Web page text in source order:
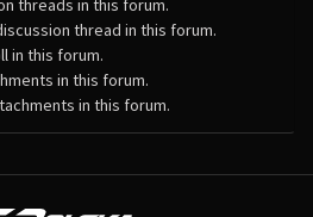
threads in this forum.
thread in this forum.
in this forum.
in this forum.
in this forum.